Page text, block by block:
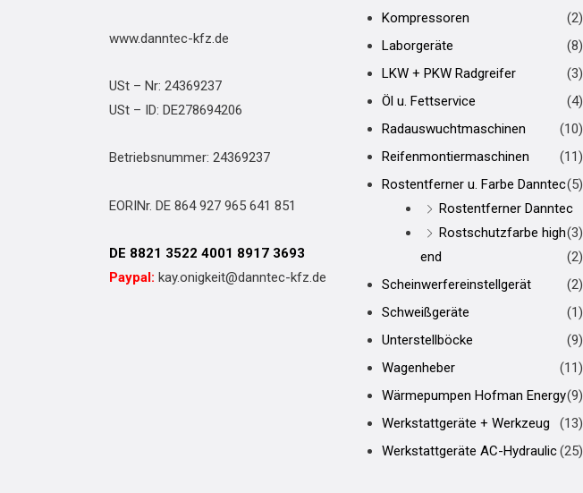
www.danntec-kfz.de
USt – Nr: 24369237
USt – ID: DE278694206
Betriebsnummer: 24369237
EORINr. DE 864 927 965 641 851
DE 8821 3522 4001 8917 3693
Paypal: kay.onigkeit@danntec-kfz.de
Kompressoren
(2)
Laborgeräte
(8)
LKW + PKW Radgreifer
(3)
Öl u. Fettservice
(4)
Radauswuchtmaschinen
(10)
Reifenmontiermaschinen
(11)
Rostentferner u. Farbe Danntec(5)
Rostentferner Danntec
(3)
Rostschutzfarbe high
end
(2)
Scheinwerfereinstellgerät
(2)
Schweißgeräte
(1)
Unterstellböcke
(9)
Wagenheber
(11)
Wärmepumpen Hofman Energy(9)
Werkstattgeräte + Werkzeug
(13)
Werkstattgeräte AC-Hydraulic(25)